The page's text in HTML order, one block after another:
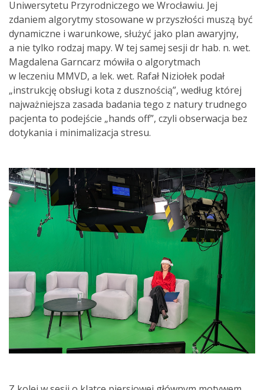
Uniwersytetu Przyrodniczego we Wrocławiu. Jej
zdaniem algorytmy stosowane w przyszłości muszą być
dynamiczne i warunkowe, służyć jako plan awaryjny,
a nie tylko rodzaj mapy. W tej samej sesji dr hab. n. wet.
Magdalena Garncarz mówiła o algorytmach
w leczeniu MMVD, a lek. wet. Rafał Niziołek podał
„instrukcję obsługi kota z dusznością”, według której
najważniejsza zasada badania tego z natury trudnego
pacjenta to podejście „hands off”, czyli obserwacja bez
dotykania i minimalizacja stresu.